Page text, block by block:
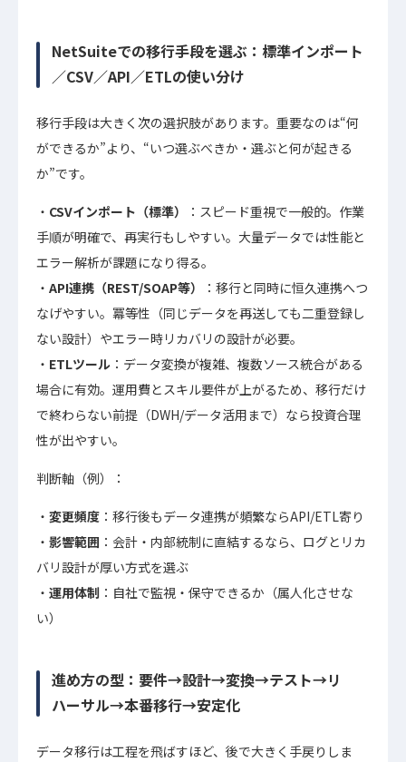
NetSuiteでの移行手段を選ぶ：標準インポート
／CSV／API／ETLの使い分け
移行手段は大きく次の選択肢があります。重要なのは“何
ができるか”より、“いつ選ぶべきか・選ぶと何が起きる
か”です。
CSVインポート（標準）
：スピード重視で一般的。作業
手順が明確で、再実行もしやすい。大量データでは性能と
エラー解析が課題になり得る。
API連携（REST/SOAP等）
：移行と同時に恒久連携へつ
なげやすい。冪等性（同じデータを再送しても二重登録し
ない設計）やエラー時リカバリの設計が必要。
ETLツール ：データ変換が複雑、複数ソース統合がある
場合に有効。運用費とスキル要件が上がるため、移行だけ
で終わらない前提（DWH/データ活用まで）なら投資合理
性が出やすい。
判断軸（例）：
変更頻度 ：移行後もデータ連携が頻繁ならAPI/ETL寄り
影響範囲 ：会計・内部統制に直結するなら、ログとリカ
バリ設計が厚い方式を選ぶ
運用体制 ：自社で監視・保守できるか（属人化させな
い）
進め方の型：要件→設計→変換→テスト→リ
ハーサル→本番移行→安定化
データ移行は工程を飛ばすほど、後で大きく手戻りしま